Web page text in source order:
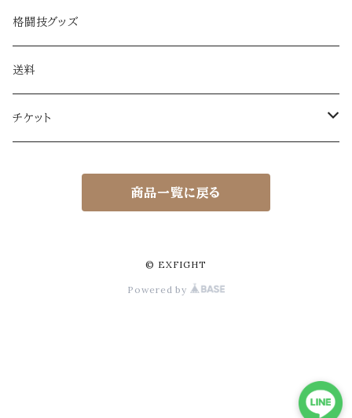
格闘技グッズ
送料
チケット
EXFIGHT体験チケット（ビジター）
EXFIGHTシリーズ観覧チケット
商品一覧に戻る
© EXFIGHT
Powered by